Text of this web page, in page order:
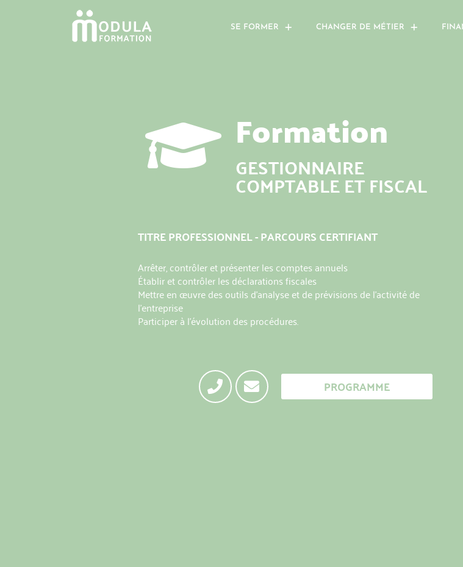
SE FORMER CHANGER DE MÉTIER
Formation
GESTIONNAIRE
COMPTABLE ET FISCAL
TITRE PROFESSIONNEL - PARCOURS CERTIFIANT
Arrêter, contrôler et présenter les comptes annuels
Établir et contrôler les déclarations fiscales
Mettre en œuvre des outils d'analyse et de prévisions de l'activité de
l'entreprise
Participer à l’évolution des procédures.
PROGRAMME